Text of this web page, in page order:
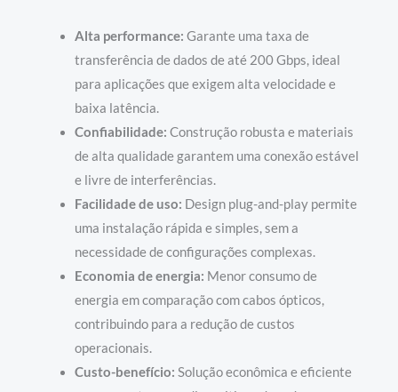
Alta performance: Garante uma taxa de
transferência de dados de até 200 Gbps, ideal
para aplicações que exigem alta velocidade e
baixa latência.
Confiabilidade: Construção robusta e materiais
de alta qualidade garantem uma conexão estável
e livre de interferências.
Facilidade de uso: Design plug-and-play permite
uma instalação rápida e simples, sem a
necessidade de configurações complexas.
Economia de energia: Menor consumo de
energia em comparação com cabos ópticos,
contribuindo para a redução de custos
operacionais.
Custo-benefício: Solução econômica e eficiente